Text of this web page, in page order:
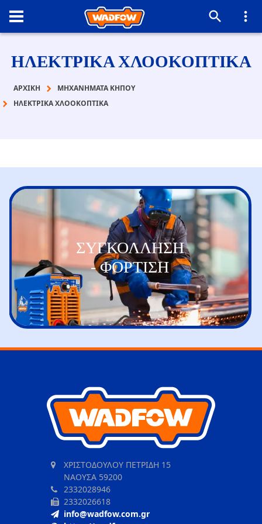
ΗΛΕΚΤΡΙΚΑ ΧΛΟΟΚΟΠΤΙΚΑ
ΑΡΧΙΚΉ
ΜΗΧΑΝΗΜΑΤΑ ΚΗΠΟΥ
ΗΛΕΚΤΡΙΚΑ ΧΛΟΟΚΟΠΤΙΚΑ
ΣΥΓΚΟΛΛΗΣΗ
- ΦΟΡΤΙΣΗ
ΧΡΙΣΤΟΔΟΥΛΟΥ ΠΕΤΡΙΔΗ 15
ΝΑΟΥΣΑ 59200
2332028946
2332026618
info@wadfow.com.gr